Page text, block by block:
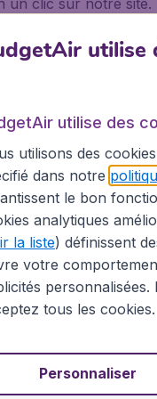
un clic sur notre site.
avez fait le bon
y sont donc très
africaines. Au
Saint-Exupéry,
HOP !, Iberia,
Los
sa renommée
utilise
utilise des
utilisons des
dans notre
le bon
analytiques
la liste) définissent
votre
tous les cookies.
Personnaliser